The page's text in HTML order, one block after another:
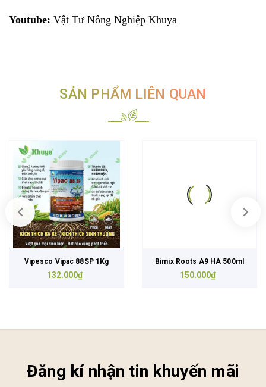
Youtube: Vật Tư Nông Nghiệp Khuya
SẢN PHẨM LIÊN QUAN
Vipesco Vipac 88SP 1Kg
132.000₫
Bimix Roots A9 HA 500ml
150.000₫
Đăng kí nhận tin khuyến mãi